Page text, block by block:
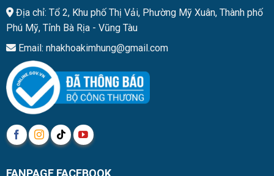
Địa chỉ: Tổ 2, Khu phố Thị Vải, Phường Mỹ Xuân, Thành phố
Phú Mỹ, Tỉnh Bà Rịa - Vũng Tàu
Email: nhakhoakimhung@gmail.com
FANPAGE FACEBOOK